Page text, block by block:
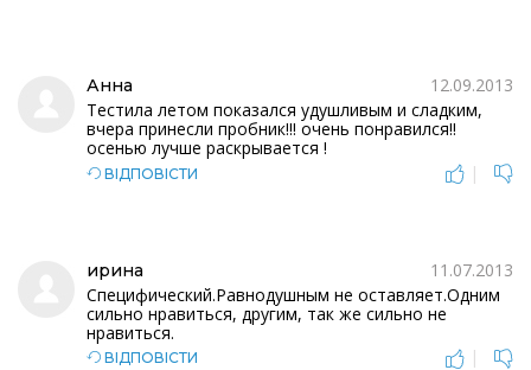
Анна
12.09.2013
Тестила летом показался удушливым и сладким,
вчера принесли пробник!!! очень понравился!!
осенью лучше раскрывается !
ВІДПОВІСТИ |
ирина
11.07.2013
Специфический.Равнодушным не оставляет.Одним
сильно нравиться, другим, так же сильно не
нравиться.
ВІДПОВІСТИ |